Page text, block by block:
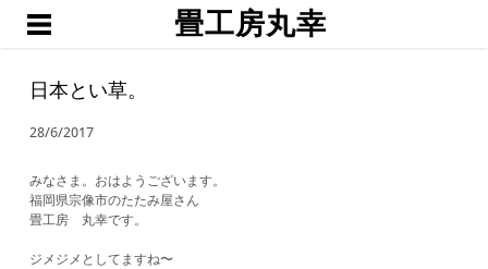
畳工房丸幸
ホーム
たたみ
琉球畳・置き畳
襖・網戸・障子
ブログ
お問い合わせ・お見積予約
日本とい草。
28/6/2017
みなさま。おはようございます。
福岡県宗像市のたたみ屋さん
畳工房 丸幸です。
ジメジメとしてますね〜